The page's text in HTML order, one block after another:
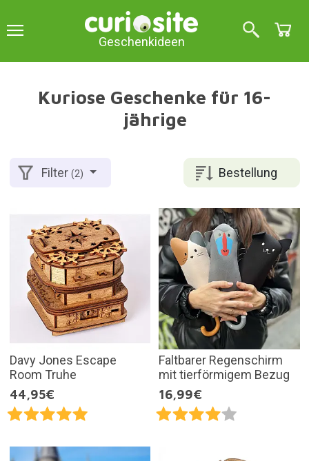
Geschenkideen
Kuriose Geschenke für 16-
jährige
Bestellung
Filter(2)
Davy Jones Escape
Room Truhe
44,95€
Faltbarer Regenschirm
mit tierförmigem Bezug
16,99€